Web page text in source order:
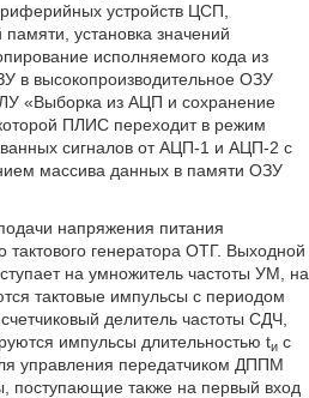
устройств ЦСП,
установка значений
исполняемого кода из
в высокопроизводительное ОЗУ
«Выборка из АЦП и сохранение
ПЛИС переходит в режим
сигналов от АЦП-1 и АЦП-2 с
массива данных в памяти ОЗУ
напряжения питания
тактового генератора ОТГ. Выходной
на умножитель частоты УМ, на
тактовые импульсы с периодом
делитель частоты СДЧ,
импульсы длительностью tис
управления передатчиком ДППМ
поступающие также на первый вход